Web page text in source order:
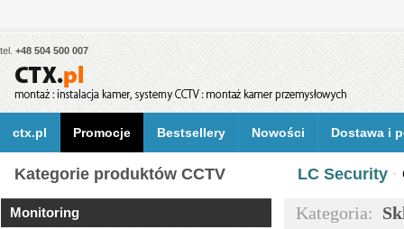
tel. +48 504 500 007
ctx.pl Promocje Bestsellery Nowości Dostawa i
Kategorie produktów CCTV
Monitoring
LC Security ·
Kategoria: